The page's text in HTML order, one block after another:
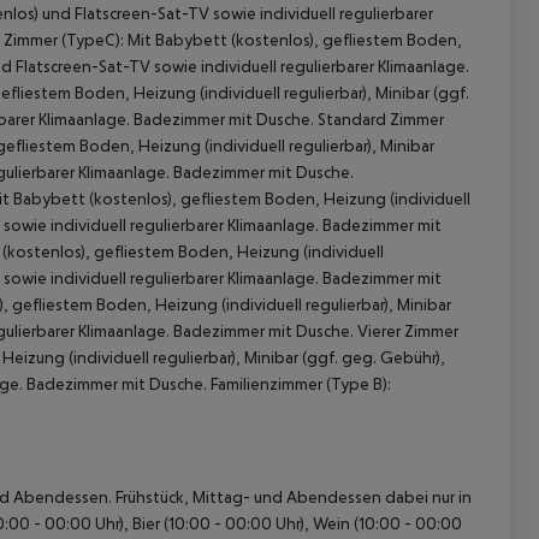
und Flatscreen-Sat-TV sowie individuell regulierbarer
(TypeC): Mit Babybett (kostenlos), gefliestem Boden,
Sat-TV sowie individuell regulierbarer Klimaanlage.
Boden, Heizung (individuell regulierbar), Minibar (ggf.
Klimaanlage. Badezimmer mit Dusche. Standard Zimmer
Boden, Heizung (individuell regulierbar), Minibar
Klimaanlage. Badezimmer mit Dusche.
Babybett (kostenlos), gefliestem Boden, Heizung (individuell
individuell regulierbarer Klimaanlage. Badezimmer mit
gefliestem Boden, Heizung (individuell
individuell regulierbarer Klimaanlage. Badezimmer mit
Boden, Heizung (individuell regulierbar), Minibar
Klimaanlage. Badezimmer mit Dusche. Vierer Zimmer
(individuell regulierbar), Minibar (ggf. geg. Gebühr),
Badezimmer mit Dusche. Familienzimmer (Type B):
Abendessen. Frühstück, Mittag- und Abendessen dabei nur in
- 00:00 Uhr), Bier (10:00 - 00:00 Uhr), Wein (10:00 - 00:00